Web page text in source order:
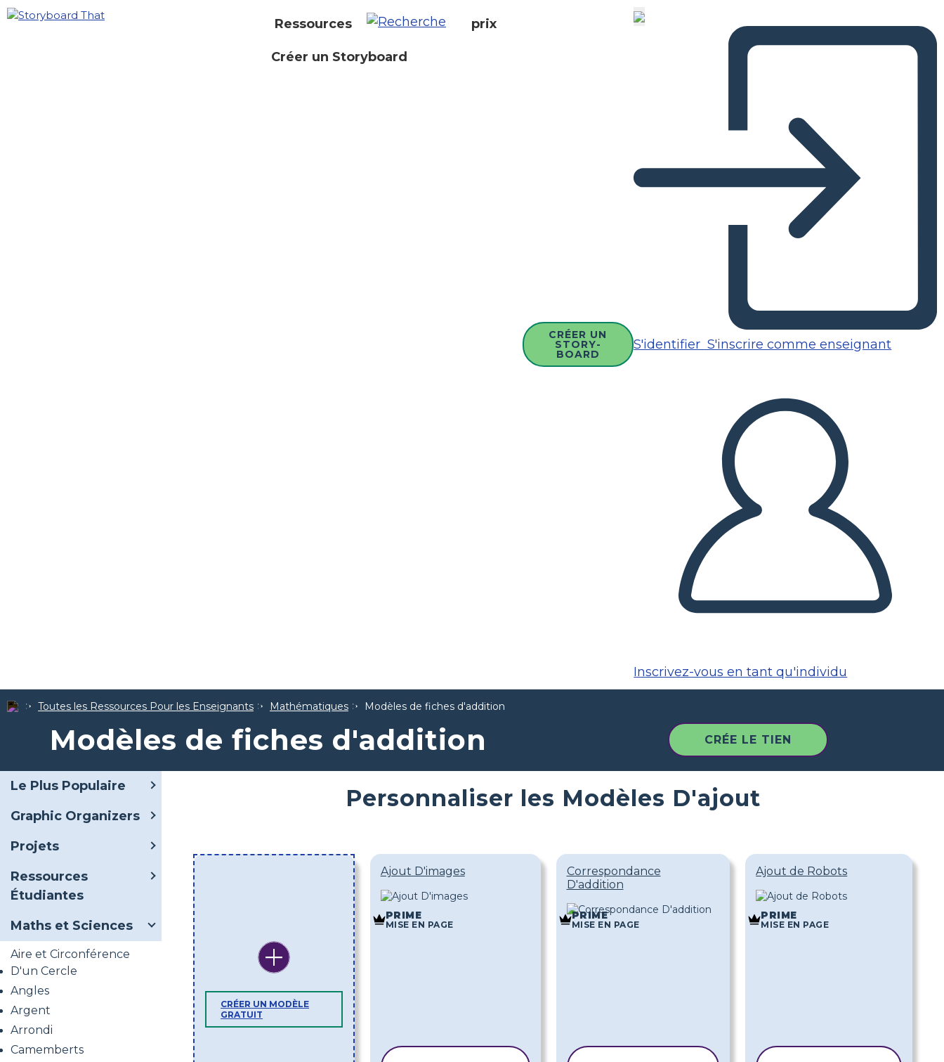
Ressources prix
Créer un Storyboard
CRÉER UN
STORY-
BOARD
S'identifier S'inscrire comme enseignant
Inscrivez-vous en tant qu'individu
Toutes les Ressources Pour les Enseignants Mathématiques Modèles de fiches d'addition
Modèles de fiches d'addition CRÉE LE TIEN
Le Plus Populaire
Graphic Organizers
Projets
Ressources
Étudiantes
Maths et Sciences
Aire et Circonférence
D'un Cercle
Angles
Argent
Arrondi
Camemberts
Personnaliser les Modèles D'ajout
CRÉER UN MODÈLE
GRATUIT
Ajout D'images
PRIME
MISE EN PAGE
Correspondance
D'addition
PRIME
MISE EN PAGE
Ajout de Robots
PRIME
MISE EN PAGE